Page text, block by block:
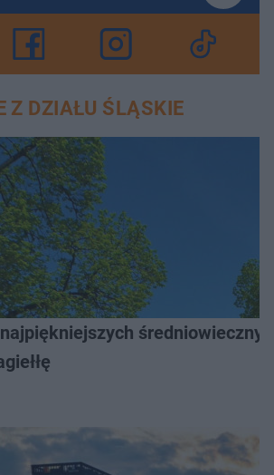
Z DZIAŁU ŚLĄSKIE